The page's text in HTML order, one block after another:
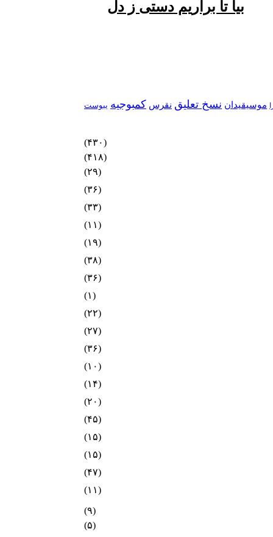
بیا تا برآریم دستی ز دل
موسیقیدان نسخ تعلیق نقرس کمبوجیه یبوست
(۴۳۰)
(۴۱۸)
(۲۹)
(۳۶)
(۳۳)
(۱۱)
(۱۹)
(۳۸)
(۳۶)
(۱)
(۲۲)
(۲۷)
(۳۶)
(۱۰)
(۱۴)
(۲۰)
(۴۵)
(۱۵)
(۱۵)
(۴۷)
(۱۱)
(۹)
(۵)